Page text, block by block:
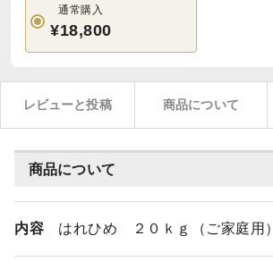
通常購入
¥18,800
レビューと投稿 商品について
商品について
内容 はれひめ ２０ｋｇ（ご家庭用）